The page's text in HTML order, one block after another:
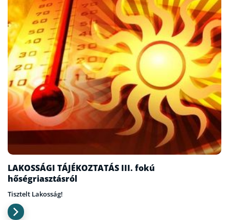
LAKOSSÁGI TÁJÉKOZTATÁS III. fokú
hőségriasztásról
Tisztelt Lakosság!